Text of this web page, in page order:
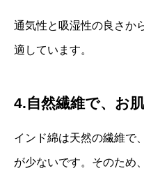
通気性と吸湿性の良さか
適しています。
4.自然繊維で、お
インド綿は天然の繊維で
が少ないです。そのため